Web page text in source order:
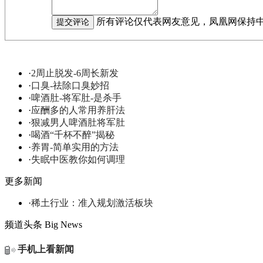
所有评论仅代表网友意见，凤凰网保持
·2周止脱发-6周长新发
·口臭-祛除口臭妙招
·啤酒肚-将军肚-是杀手
·应酬多的人常用养肝法
·狠减男人啤酒肚将军肚
·喝酒“千杯不醉”揭秘
·养胃-简单实用的方法
·失眠中医教你如何调理
更多新闻
·稀土行业：准入规划激活板块
频道头条 Big News
手机上看新闻